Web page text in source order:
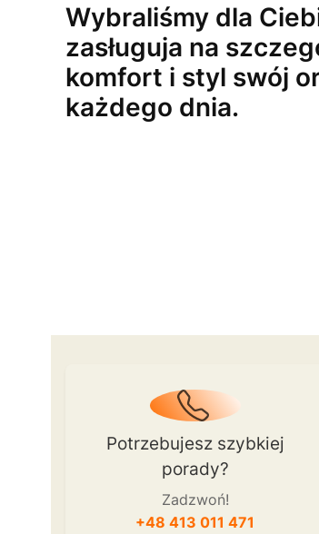
Wybraliśmy dla
zasługuja na
komfort i styl swój
każdego dnia.
Potrzebujesz szybkiej
porady?
Zadzwoń!
+48 413 011 471